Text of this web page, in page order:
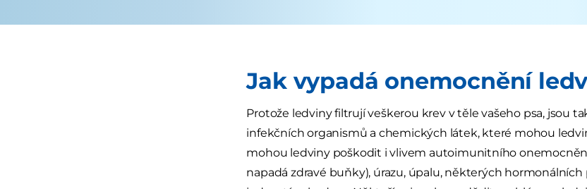
Jak vypadá onemocnění
Protože ledviny filtrují veškerou krev v těle vašeho psa, jsou
infekčních organismů a chemických látek, které mohou
mohou ledviny poškodit i vlivem autoimunitního
napadá zdravé buňky), úrazu, úpalu, některých